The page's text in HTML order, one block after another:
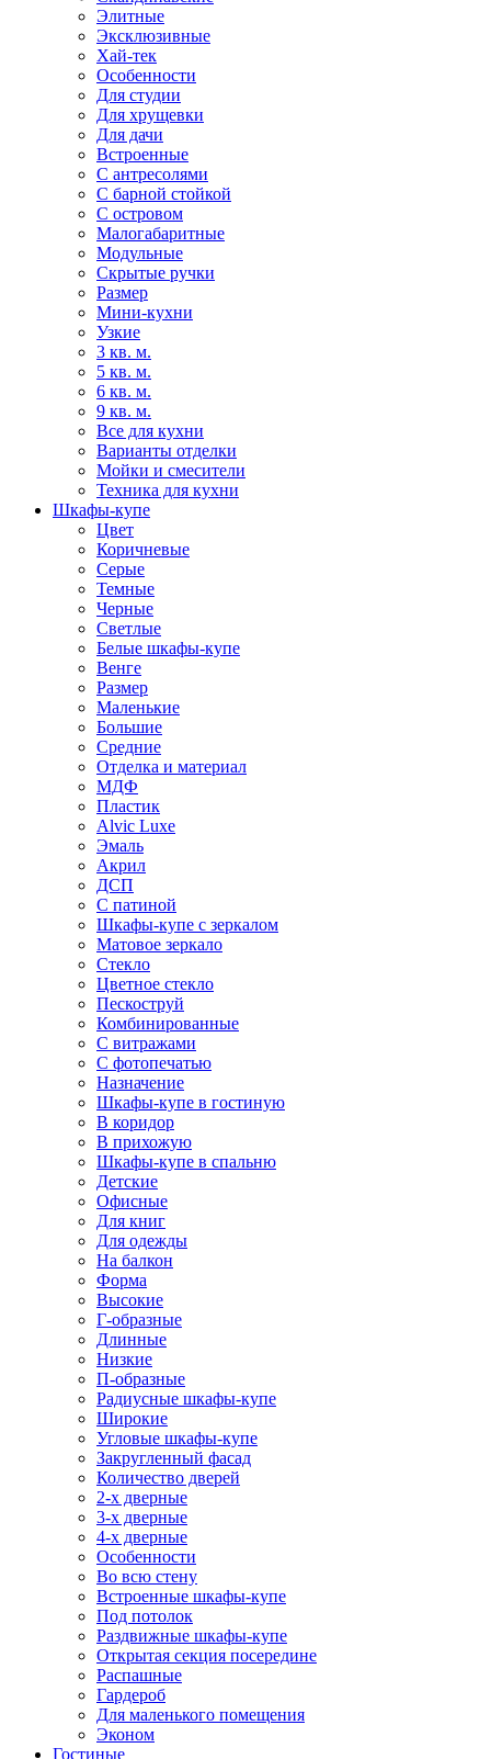
Элитные
Эксклюзивные
Хай-тек
Особенности
Для студии
Для хрущевки
Для дачи
Встроенные
С антресолями
С барной стойкой
С островом
Малогабаритные
Модульные
Скрытые ручки
Размер
Мини-кухни
Узкие
3 кв. м.
5 кв. м.
6 кв. м.
9 кв. м.
Все для кухни
Варианты отделки
Мойки и смесители
Техника для кухни
Шкафы-купе
Цвет
Коричневые
Серые
Темные
Черные
Светлые
Белые шкафы-купе
Венге
Размер
Маленькие
Большие
Средние
Отделка и материал
МДФ
Пластик
Alvic Luxe
Эмаль
Акрил
ДСП
С патиной
Шкафы-купе с зеркалом
Матовое зеркало
Стекло
Цветное стекло
Пескоструй
Комбинированные
С витражами
С фотопечатью
Назначение
Шкафы-купе в гостиную
В коридор
В прихожую
Шкафы-купе в спальню
Детские
Офисные
Для книг
Для одежды
На балкон
Форма
Высокие
Г-образные
Длинные
Низкие
П-образные
Радиусные шкафы-купе
Широкие
Угловые шкафы-купе
Закругленный фасад
Количество дверей
2-х дверные
3-х дверные
4-х дверные
Особенности
Во всю стену
Встроенные шкафы-купе
Под потолок
Раздвижные шкафы-купе
Открытая секция посередине
Распашные
Гардероб
Для маленького помещения
Эконом
Гостиные